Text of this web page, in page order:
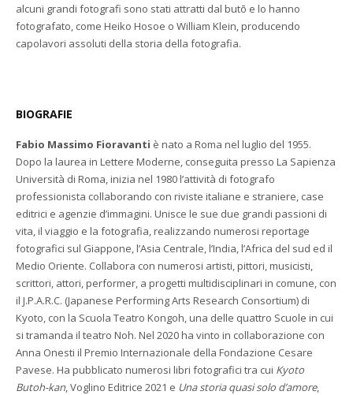
alcuni grandi fotografi sono stati attratti dal butō e lo hanno
fotografato, come Heiko Hosoe o William Klein, producendo
capolavori assoluti della storia della fotografia.
BIOGRAFIE
Fabio Massimo Fioravanti è nato a Roma nel luglio del 1955.
Dopo la laurea in Lettere Moderne, conseguita presso La Sapienza
Università di Roma, inizia nel 1980 l’attività di fotografo
professionista collaborando con riviste italiane e straniere, case
editrici e agenzie d’immagini. Unisce le sue due grandi passioni di
vita, il viaggio e la fotografia, realizzando numerosi reportage
fotografici sul Giappone, l’Asia Centrale, l’India, l’Africa del sud ed il
Medio Oriente. Collabora con numerosi artisti, pittori, musicisti,
scrittori, attori, performer, a progetti multidisciplinari in comune, con
il J.P.A.R.C. (Japanese Performing Arts Research Consortium) di
Kyoto, con la Scuola Teatro Kongoh, una delle quattro Scuole in cui
si tramanda il teatro Noh. Nel 2020 ha vinto in collaborazione con
Anna Onesti il Premio Internazionale della Fondazione Cesare
Pavese. Ha pubblicato numerosi libri fotografici tra cui Kyoto
Butoh-kan , Voglino Editrice 2021 e Una storia quasi solo d’amore,